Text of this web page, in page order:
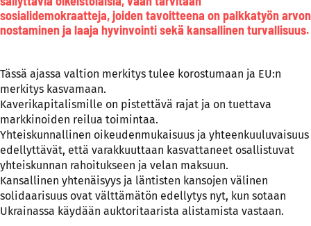
sosialidemokraatteja, joiden tavoitteena on palkkatyön arvon
nostaminen ja laaja hyvinvointi sekä kansallinen turvallisuus.
Tässä ajassa valtion merkitys tulee korostumaan ja EU:n
merkitys kasvamaan.
Kaverikapitalismille on pistettävä rajat ja on tuettava
markkinoiden reilua toimintaa.
Yhteiskunnallinen oikeudenmukaisuus ja yhteenkuuluvaisuus
edellyttävät, että varakkuuttaan kasvattaneet osallistuvat
yhteiskunnan rahoitukseen ja velan maksuun.
Kansallinen yhtenäisyys ja läntisten kansojen välinen
solidaarisuus ovat välttämätön edellytys nyt, kun sotaan
Ukrainassa käydään auktoritaarista alistamista vastaan.